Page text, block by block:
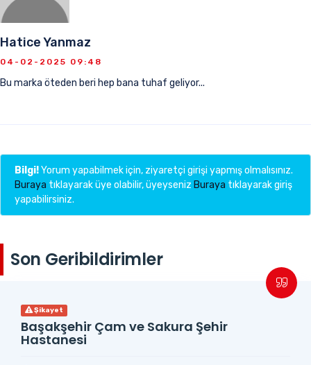
Hatice Yanmaz
04-02-2025 09:48
Bu marka öteden beri hep bana tuhaf geliyor...
Bilgi!Yorum yapabilmek için, ziyaretçi girişi yapmış olmalısınız.
Buraya tıklayarak üye olabilir, üyeyseniz Buraya tıklayarak giriş
yapabilirsiniz.
Son Geribildirimler
Şikayet
Başakşehir Çam ve Sakura Şehir
Hastanesi